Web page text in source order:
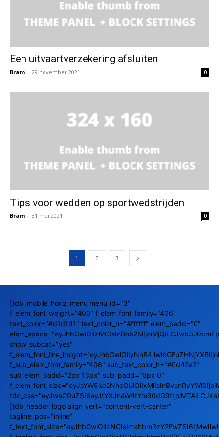
Een uitvaartverzekering afsluiten
Bram - 29 november 2021 0
Tips voor wedden op sportwedstrijden
Bram - 31 mei 2021 0
1 2 3
[tdb_mobile_horiz_menu menu_id="3"
f_elem_font_weight="400" f_elem_font_family="406"
text_color="#d1d1d1" text_color_h="#ffffff" elem_padd="0"
show_subcat="yes"
f_sub_elem_font_family="406" sub_text_color_h="#0d42a2"
sub_elem_padd="2px 13px" sub_padd="6px 0"
[tdb_header_logo align_vert="content-vert-center"
tagline_pos="inline"